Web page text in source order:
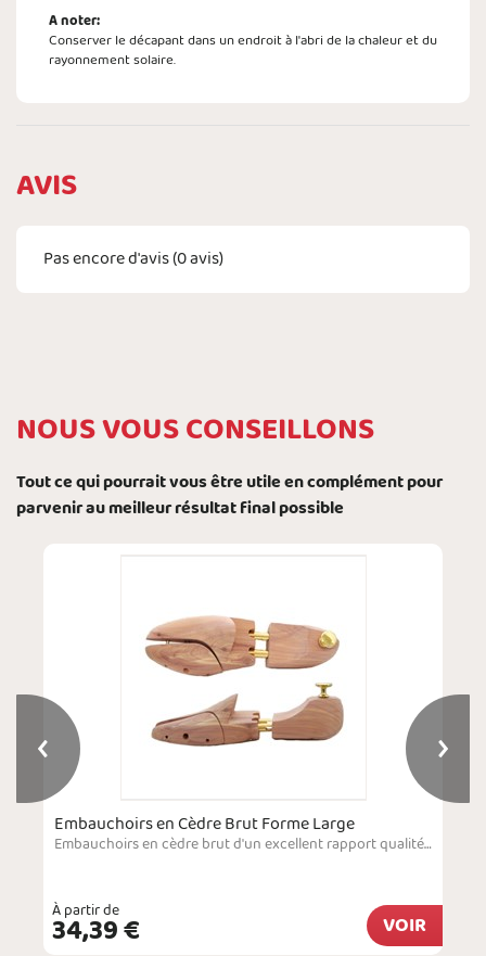
A noter:
Conserver le décapant dans un endroit à l'abri de la chaleur et du
rayonnement solaire.
AVIS
Pas encore d'avis (0avis)
NOUS VOUS CONSEILLONS
Tout ce qui pourrait vous être utile en complément pour
parvenir au meilleur résultat final possible
Embauchoirs en Cèdre Brut Forme Large
Embauchoirs en cèdre brut d'un excellent rapport qualité prix et parfaits pour être insérés dans les chaussures de ville ou les sneakers grâce aux deux mécanismes dont ils disposent. Un geste simple mais essentiel afin de prolonger la durée de vie des souliers. Les embauchoirs aident à éliminer l’humidité naturellement accumulée au cours de la journée, à conserver la forme des chaussures et à assurer un confort durable.&nbsp;Les embauchoirs sont …
À partir de
34,39 € VOIR